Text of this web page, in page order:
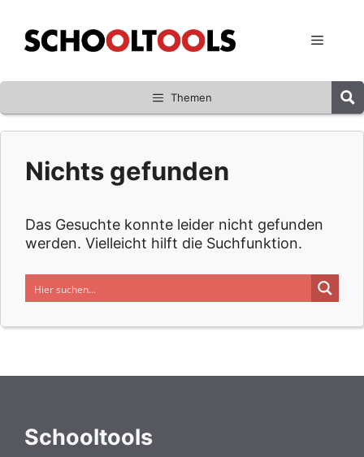
Inhalt
springen
Menü
Themen
Nichts gefunden
Das Gesuchte konnte leider nicht gefunden
werden. Vielleicht hilft die Suchfunktion.
Schooltools